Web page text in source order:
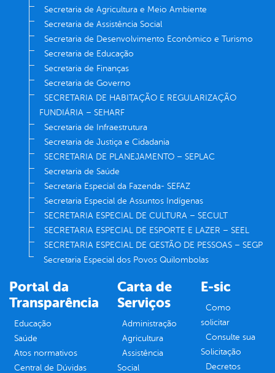
Secretaria de Agricultura e Meio Ambiente
Secretaria de Assistência Social
Secretaria de Desenvolvimento Econômico e Turismo
Secretaria de Educação
Secretaria de Finanças
Secretaria de Governo
SECRETARIA DE HABITAÇÃO E REGULARIZAÇÃO
FUNDIÁRIA – SEHARF
Secretaria de Infraestrutura
Secretaria de Justiça e Cidadania
SECRETARIA DE PLANEJAMENTO – SEPLAC
Secretaria de Saúde
Secretaria Especial da Fazenda- SEFAZ
Secretaria Especial de Assuntos Indígenas
SECRETARIA ESPECIAL DE CULTURA – SECULT
SECRETARIA ESPECIAL DE ESPORTE E LAZER – SEEL
SECRETARIA ESPECIAL DE GESTÃO DE PESSOAS – SEGP
Secretaria Especial dos Povos Quilombolas
Portal da
Transparência
Educação
Saúde
Atos normativos
Central de Dúvidas
Carta de
Serviços
Administração
Agricultura
Assistência
Social
E-sic
Como
solicitar
Consulte sua
Solicitação
Decretos